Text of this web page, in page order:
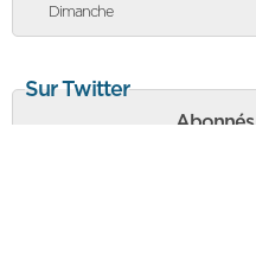
Dimanche
Sur Twitter
Abonnés